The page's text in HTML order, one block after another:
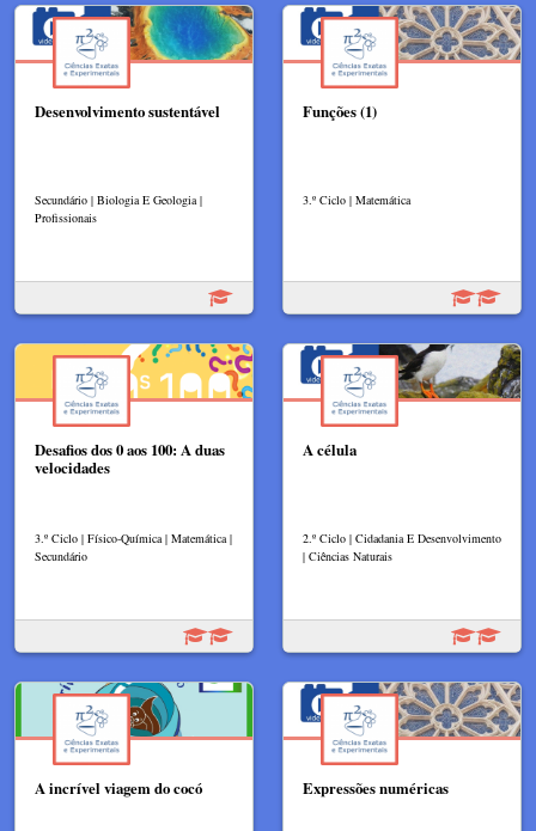
Desenvolvimento sustentável
Secundário | Biologia E Geologia |
Profissionais
Funções (1)
3.º Ciclo | Matemática
Desafios dos 0 aos 100: A duas
velocidades
3.º Ciclo | Físico-Química | Matemática |
Secundário
A célula
2.º Ciclo | Cidadania E Desenvolvimento
| Ciências Naturais
A incrível viagem do cocó Expressões numéricas